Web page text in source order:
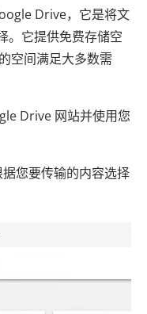
Drive，它是将文
。它提供免费存储空
空间满足大多数需
Drive 网站并使用您
您要传输的内容选择